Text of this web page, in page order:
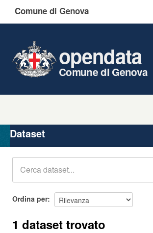
Comune di Genova
opendata
Comune di Genova
Organizzazioni
Gruppi
Dataset
Ordina per
1 dataset trovato